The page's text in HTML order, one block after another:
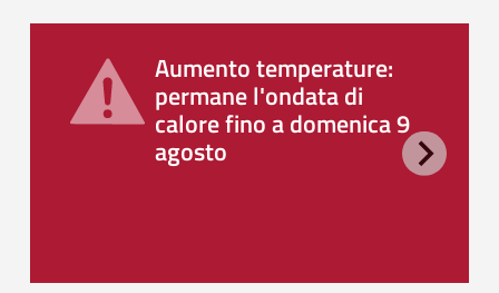
Aumento temperature:
permane l'ondata di
calore fino a domenica 9
agosto